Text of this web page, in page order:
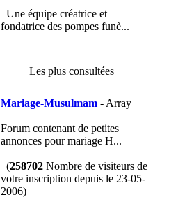
Une équipe créatrice et
fondatrice des pompes funè...
Les plus consultées
Mariage-Musulmam- Array
Forum contenant de petites
annonces pour mariage H...
(258702Nombre de visiteurs de
votre inscription depuis le 23-05-
2006)